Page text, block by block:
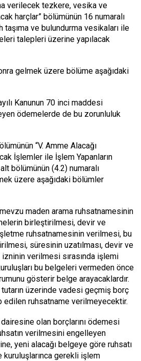
verilecek tezkere, vesika ve
harçlar” bölümünün 16 numaralı
taşıma ve bulundurma vesikaları ile
talepleri üzerine yapılacak
gelmek üzere bölüme aşağıdaki
Kanunun 70 inci maddesi
ödemelerde de bu zorunluluk
“V. Amme Alacağı
İşlemler ile İşlem Yapanların
bölümünün (4.2) numaralı
üzere aşağıdaki bölümler
mevzu maden arama ruhsatnamesinin
birleştirilmesi, devir ve
ruhsatnamesinin verilmesi, bu
süresinin uzatılması, devir ve
verilmesi sırasında işlemi
bu belgeleri vermeden önce
gösterir belge arayacaklardır.
üzerinde vadesi geçmiş borç
edilen ruhsatname verilmeyecektir.
olan borçlarını ödemesi
verilmesini engelleyen
yeni alacağı belgeye göre ruhsatı
gerekli işlem